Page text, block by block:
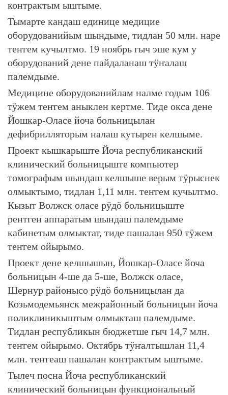
контрактым ыштыме.
Тымарте кандаш единице медицие
оборудованийым шындыме, тидлан 50 млн. наре
теҥгем кучылтмо. 19 ноябрь гыч эше кум у
оборудований дене пайдаланаш тӱҥалаш
палемдыме.
Медицине оборудованийлам налме годым 106
тӱжем теҥгем аныклен кертме. Тиде окса дене
Йошкар-Оласе йоча больницылан
дефибрилляторым налаш кутырен келшыме.
Проект кышкарыште Йоча республиканский
клинический больницыште компьютер
томографым шындаш келшыше верым тӱрыснек
олмыктымо, тидлан 1,11 млн. теҥгем кучылтмо.
Кызыт Волжск оласе рӱдӧ больницыште
рентген аппаратым шындаш палемдыме
кабинетым олмыктат, тиде пашалан 950 тӱжем
теҥгем ойырымо.
Проект дене келшышын, Йошкар-Оласе йоча
больницын 4-ше да 5-ше, Волжск оласе,
Шернур районысо рӱдӧ больницылан да
Козьмодемьянск межрайонный больницын йоча
поликлиникыштым олмыкташ палемдыме.
Тидлан республикын бюджетше гыч 14,7 млн.
теҥгем ойырымо. Октябрь тӱҥалтышлан 11,4
млн. теҥгеаш пашалан контрактым ыштыме.
Тылеч посна Йоча республиканский
клинический больницын функциональный